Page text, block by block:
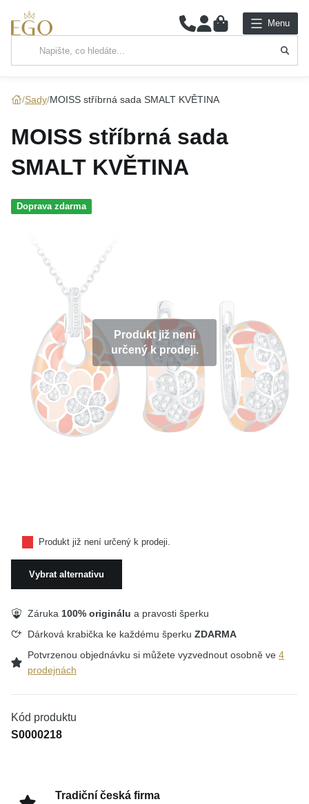
0 Menu
Hlavní kategorie
NÁUŠNICE
KOLEKCE
VŠE
O NÁS
BLOG
Sady MOISS stříbrná sada SMALT KVĚTINA
MOISS stříbrná sada
SMALT KVĚTINA
Doprava zdarma
Produkt již není
určený k prodeji.
Produkt již není určený k prodeji.
Vybrat alternativu
Záruka 100% originálu a pravosti šperku
Dárková krabička ke každému šperku ZDARMA
Potvrzenou objednávku si můžete vyzvednout osobně ve 4
prodejnách
Kód produktu
S0000218
Tradiční česká firma